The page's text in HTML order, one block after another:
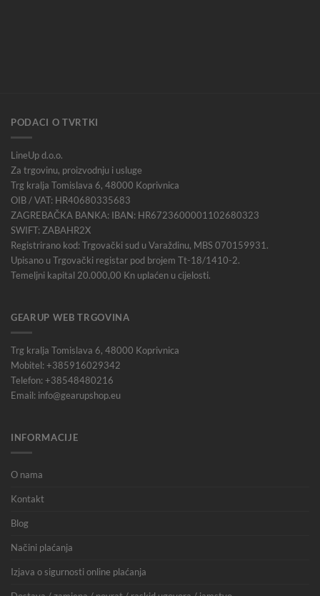
PODACI O TVRTKI
LineUp d.o.o.
Za trgovinu, proizvodnju i usluge
Trg kralja Tomislava 6, 48000 Koprivnica
OIB / VAT: HR40680335683
ZAGREBAČKA BANKA: IBAN: HR6723600001102680323
SWIFT: ZABAHR2X
Registrirano kod: Trgovački sud u Varaždinu, MBS 070159931.
Upisano u Trgovački registar pod brojem Tt-18/1410-2.
Temeljni kapital 20.000,00 Kn uplaćen u cijelosti.
GEARUP WEB TRGOVINA
Trg kralja Tomislava 6, 48000 Koprivnica
Mobitel: +385916029342
Telefon: +38548480216
Email: info@gearupshop.eu
INFORMACIJE
O nama
Kontakt
Blog
Načini plaćanja
Izjava o sigurnosti online plaćanja